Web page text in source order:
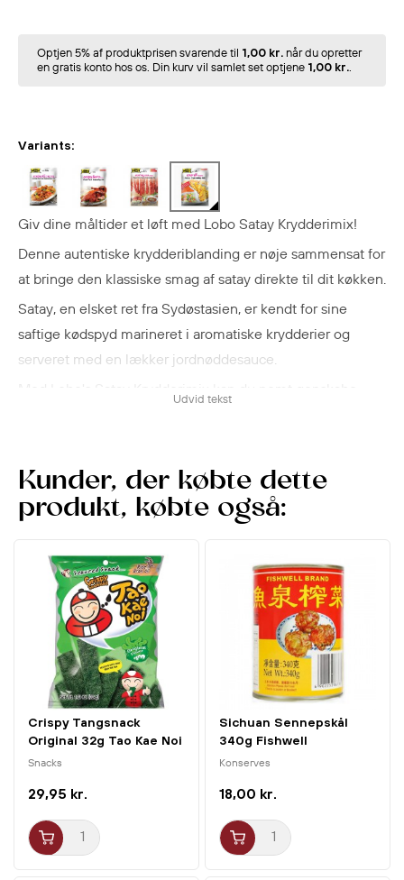
Optjen 5% af produktprisen svarende til 1,00 kr. når du opretter
en gratis konto hos os. Din kurv vil samlet set optjene 1,00 kr..
Variants:
Giv dine måltider et løft med Lobo Satay Krydderimix!
Denne autentiske krydderiblanding er nøje sammensat for
at bringe den klassiske smag af satay direkte til dit køkken.
Satay, en elsket ret fra Sydøstasien, er kendt for sine
saftige kødspyd marineret i aromatiske krydderier og
serveret med en lækker jordnøddesauce.
Lobo Satay Krydderimix
Perfekt til satay-spyd, men også
velegnet til andre kød- og grøntsagsretter
Tilberedning:
Kyllingemarinade:
1. Mix pose A med ¼ kop (60ml) kokosmælk og mariner ½
kg kyllinge strimler i 1 time. Gerne længere for en mere
intens smag.
2. Sæt de marinerede kødstykker på spyd.
3. Grill eller steg spyddene indtil kødet er mørt og let
karamelliseret.
Satay Sauce:
2. Skru ned for varmen og lad simre i 5min. Steg til olien
skiller.
Tip:
Udvid tekst
Kunder, der købte dette
produkt, købte også:
Crispy Tangsnack
Original 32g Tao Kae Noi
Snacks
29,95 kr.
Sichuan Sennepskål
340g Fishwell
Konserves
18,00 kr.